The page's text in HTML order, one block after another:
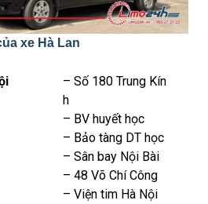
xe Hà Lan
– Số 180 Trung Kín
h
– BV huyết học
– Bảo tàng DT học
– Sân bay Nội Bài
– 48 Võ Chí Công
– Viện tim Hà Nội